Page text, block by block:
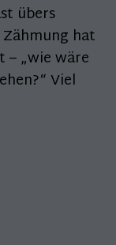
übers
hat
„wie wäre
Viel